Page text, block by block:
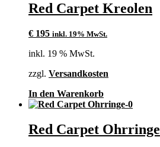
Red Carpet Kreolen
€ 195 inkl. 19% MwSt.
inkl. 19 % MwSt.
zzgl. Versandkosten
In den Warenkorb
Red Carpet Ohrringe